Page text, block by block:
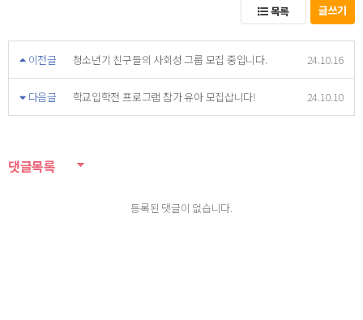
목록 글쓰기
이전글 청소년기 친구들의 사회성 그룹 모집 중입니다. 24.10.16
다음글 학교입학전 프로그램 참가 유아 모집삽니다! 24.10.10
댓글목록
등록된 댓글이 없습니다.